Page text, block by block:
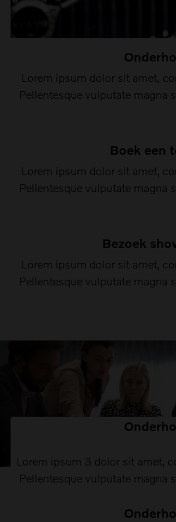
Lorem ipsum dolor sit amet,
Pellentesque vulputate magna
Boek een
Lorem ipsum dolor sit amet,
Pellentesque vulputate magna
Bezoek
Lorem ipsum dolor sit amet,
Pellentesque vulputate magna
Lorem ipsum 3 dolor sit amet,
Pellentesque vulputate magna